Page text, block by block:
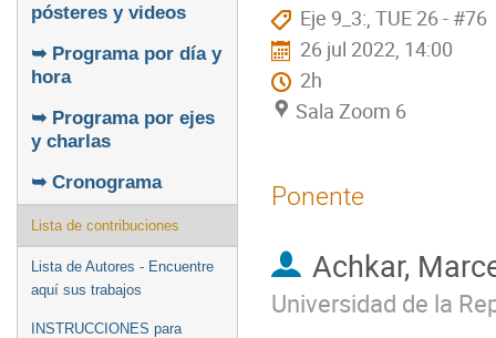
pósteres y videos
➥ Programa por día y
hora
➥ Programa por ejes
y charlas
➥ Cronograma
Lista de contribuciones
Lista de Autores - Encuentre
aquí sus trabajos
INSTRUCCIONES para
Eje 9_3:, TUE 26 - #76
26 jul 2022, 14:00
2h
Sala Zoom 6
Ponente
Achkar,
Universidad de la